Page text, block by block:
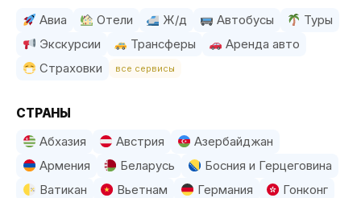
Авиа Отели Ж/д Автобусы
Туры
Экскурсии
Трансферы
Аренда авто
Страховки
все сервисы
СТРАНЫ
Абхазия Австрия
Азербайджан
Армения
Беларусь
Босния и Герцеговина
Ватикан
Вьетнам Германия
Гонконг